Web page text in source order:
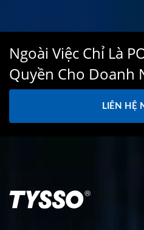
Ngoài Việc Chỉ Là
Quyền Cho Doanh
LIÊN HỆ